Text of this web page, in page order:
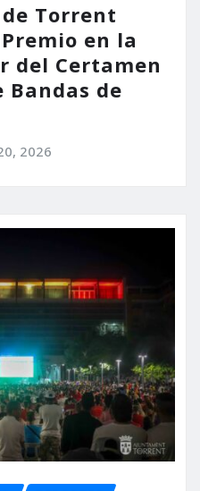
Torrent
en la
del Certamen
de
2026